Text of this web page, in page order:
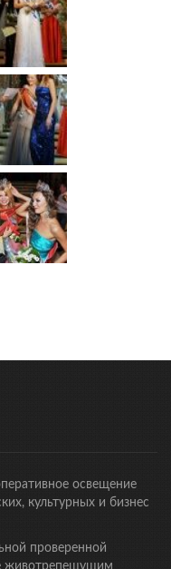
освещение
культурных и бизнес
проверенной